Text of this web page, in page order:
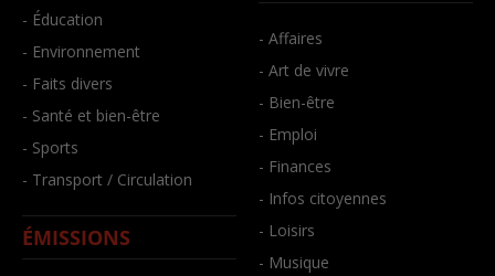
- Éducation
- Environnement
- Faits divers
- Santé et bien-être
- Sports
- Transport / Circulation
ÉMISSIONS
- Affaires
- Art de vivre
- Bien-être
- Emploi
- Finances
- Infos citoyennes
- Loisirs
- Musique